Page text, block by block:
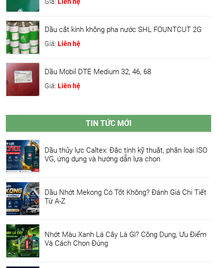
Dầu cắt kính không pha nước SHL FOUNTCUT 2G
Giá: Liên hệ
Dầu Mobil DTE Medium 32, 46, 68
Giá: Liên hệ
TIN TỨC MỚI
Dầu thủy lực Caltex: Đặc tính kỹ thuật, phân loại ISO
VG, ứng dụng và hướng dẫn lựa chọn
Dầu Nhớt Mekong Có Tốt Không? Đánh Giá Chi Tiết
Từ A-Z
Nhớt Màu Xanh Lá Cây Là Gì? Công Dụng, Ưu Điểm
Và Cách Chọn Đúng